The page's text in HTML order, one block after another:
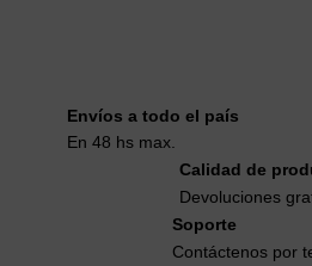
Envíos a todo el país
En 48 hs max.
Calidad de
Devoluciones
Soporte
Contáctenos por